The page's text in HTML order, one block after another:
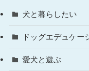
犬と暮らしたい
ドッグエデュケー
愛犬と遊ぶ